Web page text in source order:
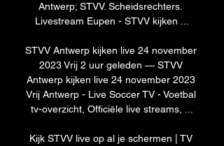
Antwerp; STVV. Scheidsrechters.
Livestream Eupen - STVV kijken ...
STVV Antwerp kijken live 24 november
2023 Vrij 2 uur geleden — STVV
Antwerp kijken live 24 november 2023
Vrij Antwerp - Live Soccer TV - Voetbal
tv-overzicht, Officiële live streams, ...
Kijk STVV live op al je schermen | TV